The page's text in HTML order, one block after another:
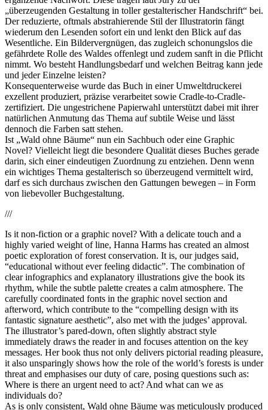
„überzeugenden Gestaltung in toller gestalterischer Handschrift“ bei.
Der reduzierte, oftmals abstrahierende Stil der Illustratorin fängt
wiederum den Lesenden sofort ein und lenkt den Blick auf das
Wesentliche. Ein Bildervergnügen, das zugleich schonungslos die
gefährdete Rolle des Waldes offenlegt und zudem sanft in die Pflicht
nimmt. Wo besteht Handlungsbedarf und welchen Beitrag kann jede
und jeder Einzelne leisten?
Konsequenterweise wurde das Buch in einer Umweltdruckerei
exzellent produziert, präzise verarbeitet sowie Cradle-to-Cradle-
zertifiziert. Die ungestrichene Papierwahl unterstützt dabei mit ihrer
natürlichen Anmutung das Thema auf subtile Weise und lässt
dennoch die Farben satt stehen.
Ist „Wald ohne Bäume“ nun ein Sachbuch oder eine Graphic
Novel? Vielleicht liegt die besondere Qualität dieses Buches gerade
darin, sich einer eindeutigen Zuordnung zu entziehen. Denn wenn
ein wichtiges Thema gestalterisch so überzeugend vermittelt wird,
darf es sich durchaus zwischen den Gattungen bewegen – in Form
von liebevoller Buchgestaltung.
///
Is it non-fiction or a graphic novel? With a delicate touch and a
highly varied weight of line, Hanna Harms has created an almost
poetic exploration of forest conservation. It is, our judges said,
“educational without ever feeling didactic”. The combination of
clear infographics and explanatory illustrations give the book its
rhythm, while the subtle palette creates a calm atmosphere. The
carefully coordinated fonts in the graphic novel section and
afterword, which contribute to the “compelling design with its
fantastic signature aesthetic”, also met with the judges’ approval.
The illustrator’s pared-down, often slightly abstract style
immediately draws the reader in and focuses attention on the key
messages. Her book thus not only delivers pictorial reading pleasure,
it also unsparingly shows how the role of the world’s forests is under
threat and emphasises our duty of care, posing questions such as:
Where is there an urgent need to act? And what can we as
individuals do?
As is only consistent, Wald ohne Bäume was meticulously produced